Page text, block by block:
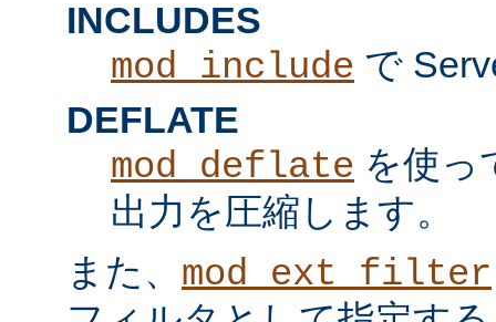
INCLUDES
mod_include で
DEFLATE
mod_deflate を使っ
出力を圧縮します。
また、 mod_ext_filter